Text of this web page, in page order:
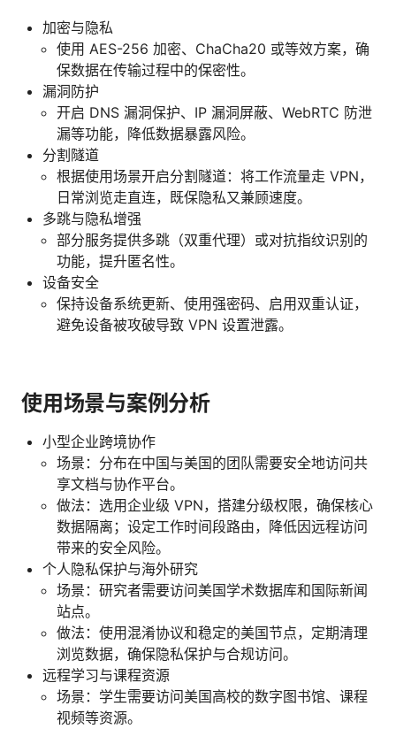
加密与隐私
使用 AES-256 加密、ChaCha20 或等效方案，确
保数据在传输过程中的保密性。
漏洞防护
开启 DNS 漏洞保护、IP 漏洞屏蔽、WebRTC 防泄
漏等功能，降低数据暴露风险。
分割隧道
根据使用场景开启分割隧道：将工作流量走 VPN，
日常浏览走直连，既保隐私又兼顾速度。
多跳与隐私增强
部分服务提供多跳（双重代理）或对抗指纹识别的
功能，提升匿名性。
设备安全
保持设备系统更新、使用强密码、启用双重认证，
避免设备被攻破导致 VPN 设置泄露。
使用场景与案例分析
小型企业跨境协作
场景：分布在中国与美国的团队需要安全地访问共
享文档与协作平台。
做法：选用企业级 VPN，搭建分级权限，确保核心
数据隔离；设定工作时间段路由，降低因远程访问
带来的安全风险。
个人隐私保护与海外研究
场景：研究者需要访问美国学术数据库和国际新闻
站点。
做法：使用混淆协议和稳定的美国节点，定期清理
浏览数据，确保隐私保护与合规访问。
远程学习与课程资源
场景：学生需要访问美国高校的数字图书馆、课程
视频等资源。